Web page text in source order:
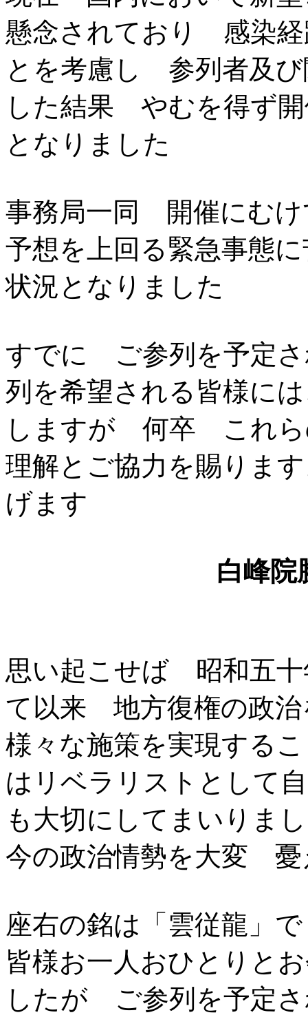
懸念されており 感染経
とを考慮し 参列者及び
した結果 やむを得ず
となりました
事務局一同 開催にむ
予想を上回る緊急事態
状況となりました
すでに ご参列を予定
列を希望される皆様に
しますが 何卒 これら
理解とご協力を賜りま
げます
白峰院
思い起こせば 昭和五十
て以来 地方復権の政治
様々な施策を実現する
はリベラリストとして
も大切にしてまいり
今の政治情勢を大変 憂
座右の銘は「雲従龍
皆様お一人おひとりと
したが ご参列を予定